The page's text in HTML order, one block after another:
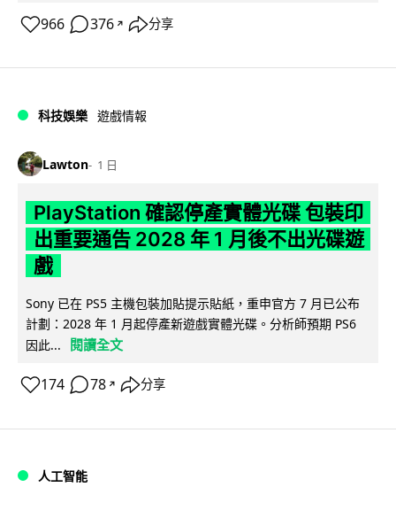
966 376 ↗ 分享
科技娛樂 遊戲情報
Lawton 1 日
PlayStation 確認停產實體光碟 包裝印
出重要通告 2028 年 1 月後不出光碟遊
戲
Sony 已在 PS5 主機包裝加貼提示貼紙，重申官方 7 月已公布
計劃：2028 年 1 月起停產新遊戲實體光碟。分析師預期 PS6
因此...
閱讀全文
174 78 ↗ 分享
人工智能